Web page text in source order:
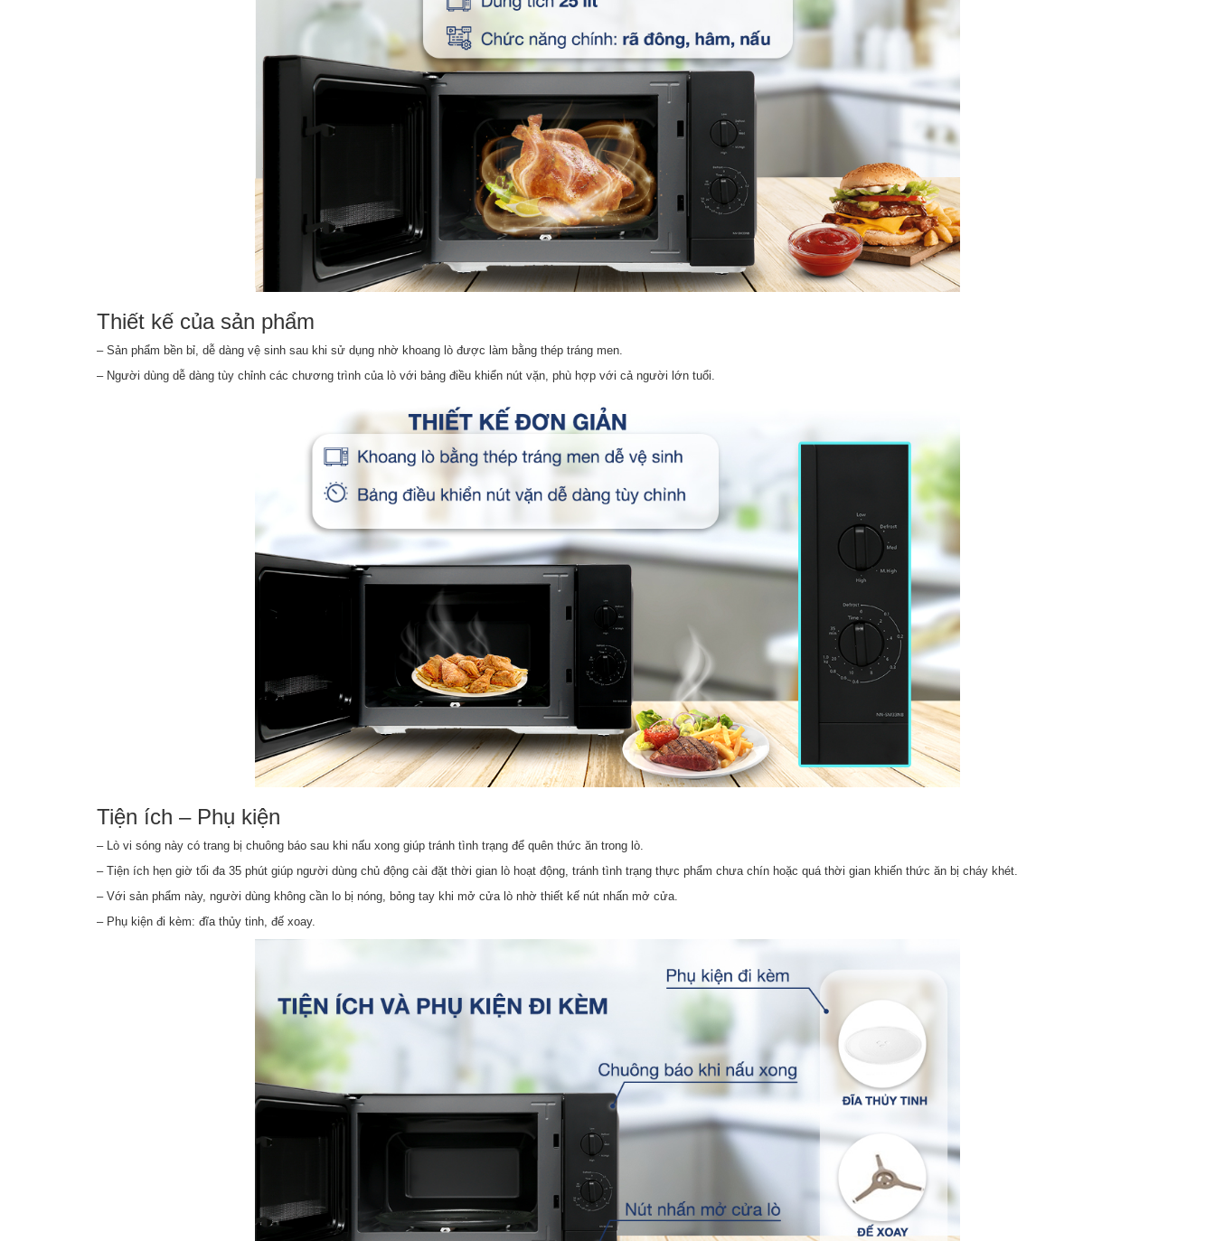
Thiết kế của sản phẩm
– Sản phẩm bền bỉ, dễ dàng vệ sinh sau khi sử dụng nhờ khoang lò được làm bằng thép tráng men.
– Người dùng dễ dàng tùy chỉnh các chương trình của lò với bảng điều khiển nút vặn, phù hợp với cả người lớn tuổi.
Tiện ích – Phụ kiện
– Lò vi sóng này có trang bịchuông báo sau khi nấu xong giúp tránh tình trạng để quên thức ăn trong lò.
– Tiện ích hẹn giờ tối đa 35 phút giúp người dùng chủ động cài đặt thời gian lò hoạt động, tránh tình trạng thực phẩm chưa chín hoặc quá thời gian khiến thức ăn bị cháy khét.
– Với sản phẩm này, người dùng không cần lo bị nóng, bỏng tay khi mở cửa lò nhờ thiết kế nút nhấn mở cửa.
– Phụ kiện đi kèm: đĩa thủy tinh, đế xoay.